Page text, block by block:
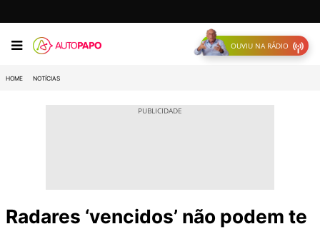
OUVIU NA RÁDIO
HOME NOTÍCIAS
Radares ‘vencidos’ não podem te